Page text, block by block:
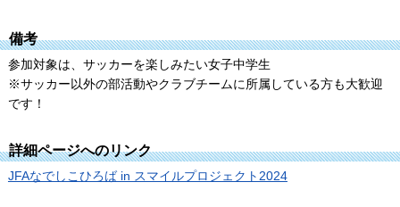
備考
参加対象は、サッカーを楽しみたい女子中学生
※サッカー以外の部活動やクラブチームに所属している方も大歓迎
です！
詳細ページへのリンク
JFAなでしこひろば in スマイルプロジェクト2024